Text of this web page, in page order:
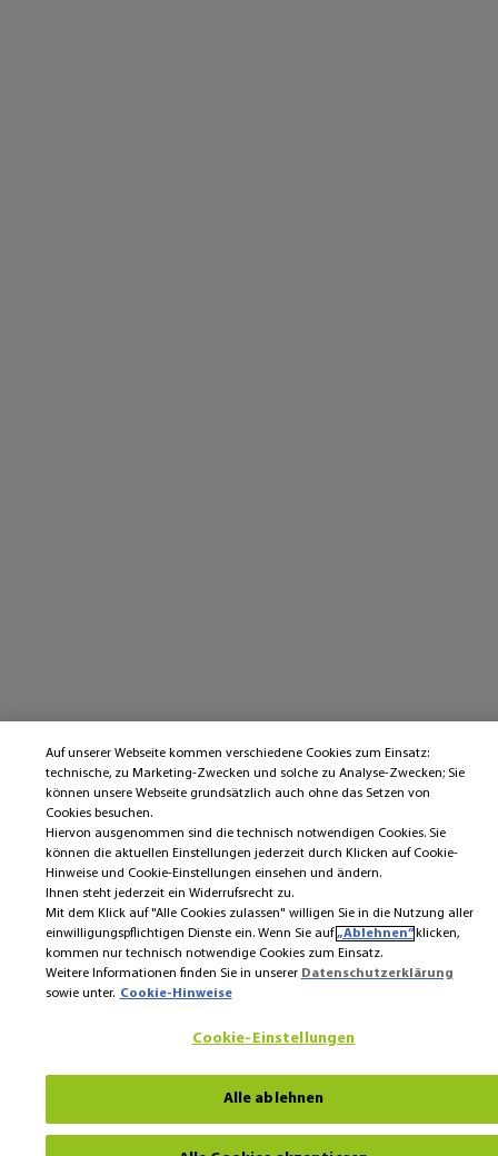
Auf unserer Webseite kommen verschiedene Cookies zum Einsatz:
technische, zu Marketing-Zwecken und solche zu Analyse-Zwecken; Sie
können unsere Webseite grundsätzlich auch ohne das Setzen von
Cookies besuchen.
Hiervon ausgenommen sind die technisch notwendigen Cookies. Sie
können die aktuellen Einstellungen jederzeit durch Klicken auf Cookie-
Hinweise und Cookie-Einstellungen einsehen und ändern.
Ihnen steht jederzeit ein Widerrufsrecht zu.
Mit dem Klick auf "Alle Cookies zulassen" willigen Sie in die Nutzung aller
einwilligungspflichtigen Dienste ein. Wenn Sie auf„Ablehnen“ klicken,
kommen nur technisch notwendige Cookies zum Einsatz.
Weitere Informationen finden Sie in unserer Datenschutzerklärung
sowie unter. Cookie-Hinweise
Cookie-Einstellungen
Alle ablehnen